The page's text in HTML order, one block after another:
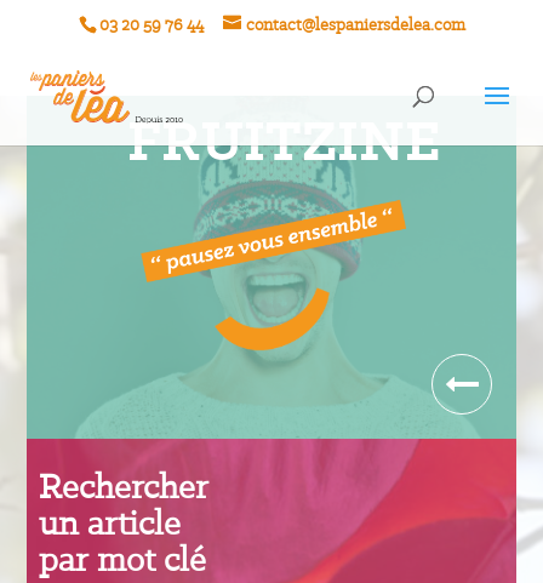
03 20 59 76 44 contact@lespaniersdelea.com
FRUITZINE
Rechercher
un article
par mot clé